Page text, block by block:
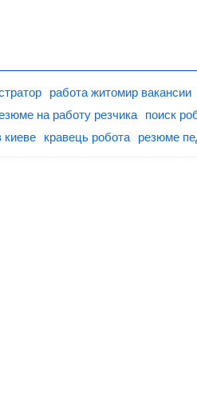
работа житомир вакансии
на работу резчика поиск
киеве
кравець робота резюме